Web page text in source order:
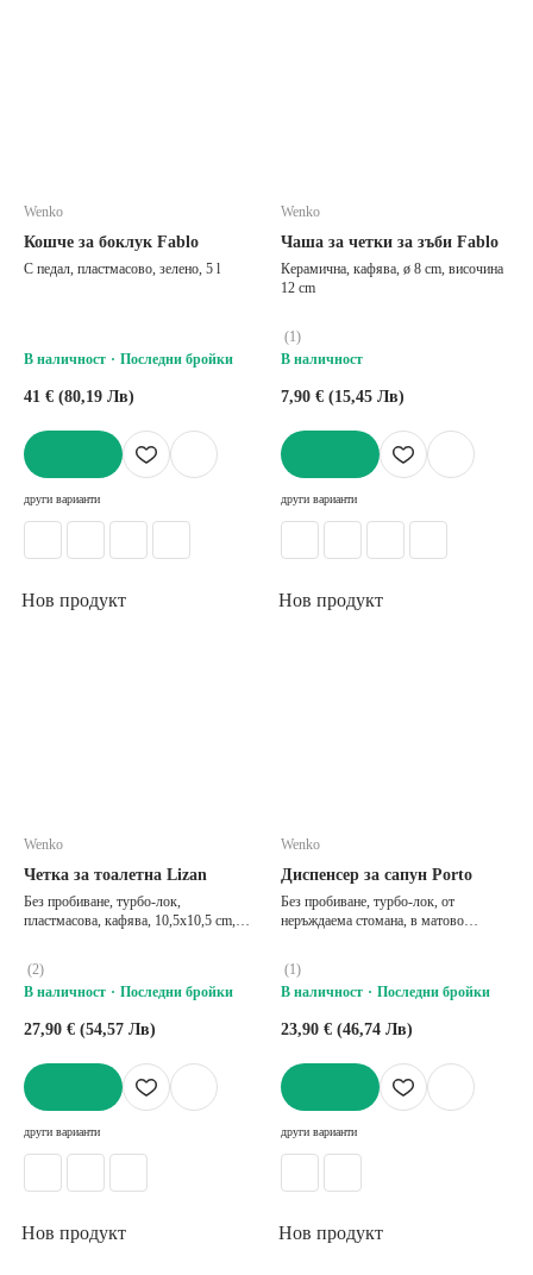
Wenko
Кошче за боклук Fablo
С педал, пластмасово, зелено, 5 l
В наличност Последни бройки
41 € (80,19 Лв)
други варианти
Wenko
Чаша за четки за зъби Fablo
Керамична, кафява, ø 8 cm, височина
12 cm
(1)
В наличност
7,90 € (15,45 Лв)
други варианти
Нов продукт
Wenko
Четка за тоалетна Lizan
Без пробиване, турбо-лок,
пластмасова, кафява, 10,5x10,5 cm,
(2)
В наличност
Последни бройки
27,90 € (54,57 Лв)
други варианти
Нов продукт
Wenko
Диспенсер за сапун Porto
Без пробиване, турбо-лок, от
неръждаема стомана, в матово
(1)
В наличност
Последни бройки
23,90 € (46,74 Лв)
други варианти
Нов продукт Нов продукт